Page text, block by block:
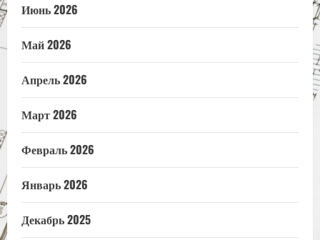
Июнь 2026
Май 2026
Апрель 2026
Март 2026
Февраль 2026
Январь 2026
Декабрь 2025